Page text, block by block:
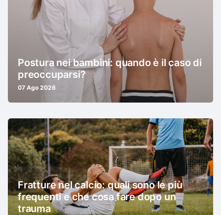
Postura nei bambini: quando è il caso di
preoccuparsi?
07 Ago 2026
Fratture nel calcio: quali sono le più
frequenti e che cosa fare dopo un
trauma